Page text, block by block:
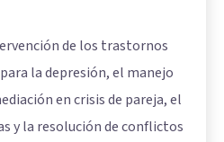
de los trastornos
la depresión, el manejo
en crisis de pareja, el
y la resolución de conflictos